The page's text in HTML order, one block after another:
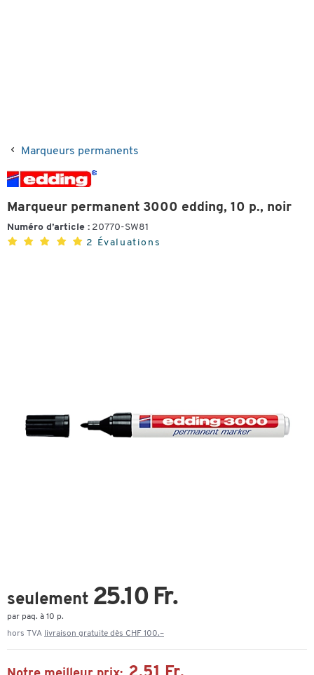
Marqueurs permanents
Marqueur permanent 3000 edding, 10 p., noir
Numéro d’article : 20770-SW81
2 Évaluations
seulement 25.10 Fr.
par paq. à 10 p.
hors TVA livraison gratuite dès CHF 100.–